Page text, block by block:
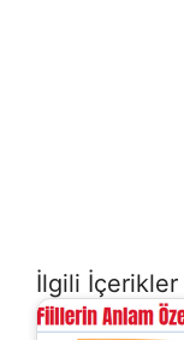
İlgili İçerikler